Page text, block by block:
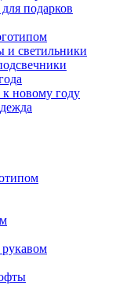
подарков
и светильники
новому году